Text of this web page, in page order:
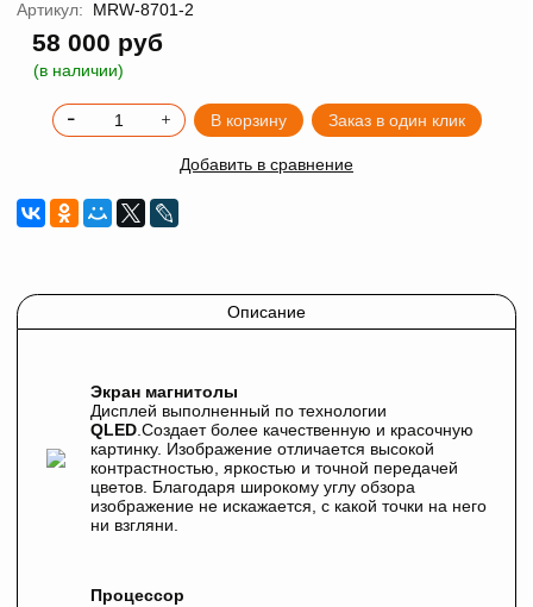
Артикул: MRW-8701-2
58 000 руб
(в наличии)
В корзину Заказ в один клик
Добавить в сравнение
Описание
Экран магнитолы
Дисплей выполненный по технологии
QLED .Создает более качественную и красочную
картинку. Изображение отличается высокой
контрастностью, яркостью и точной передачей
цветов. Благодаря широкому углу обзора
изображение не искажается, с какой точки на него
ни взгляни.
Процессор